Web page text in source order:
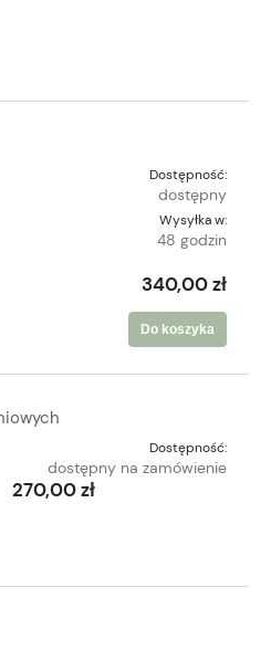
Dostępność:
dostępny
Wysyłka w:
48 godzin
340,00 zł
Do koszyka
Dostępność:
dostępny na zamówienie
270,00 zł